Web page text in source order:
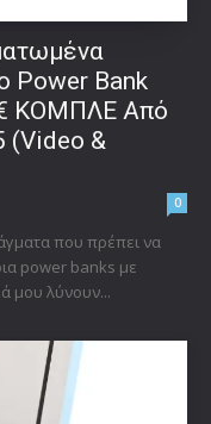
Power Bank
ΚΟΜΠΛΕ Από
(Video &
0
που πρέπει να
power banks με
μου λύνουν...